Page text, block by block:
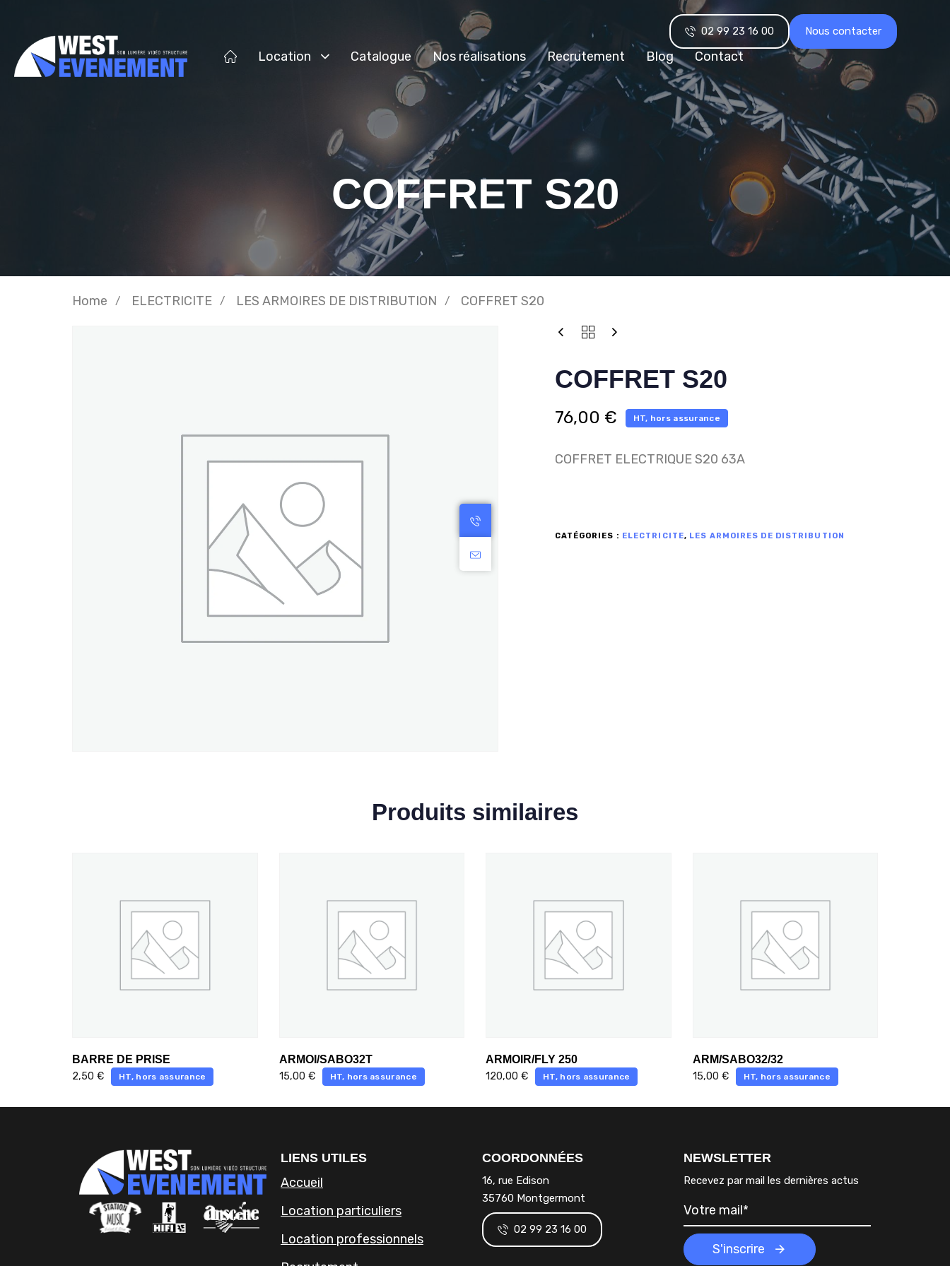
Location Catalogue Nos réalisations Recrutement Blog Contact
02 99 23 16 00 Nous contacter
COFFRET S20
Home ELECTRICITE LES ARMOIRES DE DISTRIBUTION COFFRET S20
COFFRET S20
76,00 € HT, hors assurance
COFFRET ELECTRIQUE S20 63A
CATÉGORIES : ELECTRICITE, LES ARMOIRES DE DISTRIBUTION
Produits similaires
BARRE DE PRISE
2,50 € HT, hors assurance
ARMOI/SABO32T
15,00 € HT, hors assurance
ARMOIR/FLY 250
120,00 € HT, hors assurance
ARM/SABO32/32
15,00 € HT, hors assurance
LIENS UTILES
Accueil
Location particuliers
Location professionnels
COORDONNÉES
16, rue Edison
35760 Montgermont
02 99 23 16 00
NEWSLETTER
Recevez par mail les dernières actus
S'inscrire